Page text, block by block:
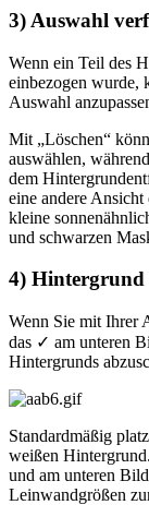
3) Auswahl
Wenn ein Teil des
einbezogen wurde,
Auswahl
Mit „Löschen“
auswählen,
dem
eine andere
kleine
und schwarzen
4) Hintergrund
Wenn Sie mit Ihrer
das ✓ am unteren
Hintergrunds
Standardmäßig
weißen
und am unteren
Leinwandgrößen